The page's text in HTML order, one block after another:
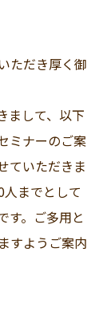
ただき厚く御
まして、以下
ミナーのご案
ていただきま
までとして
す。ご多用と
すようご案内